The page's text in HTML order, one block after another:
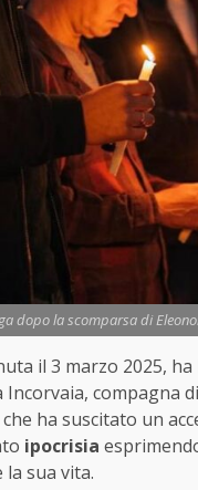
dopo la scomparsa di
il 3 marzo 2025,
compagna
ha suscitato un
ipocrisia
sua vita.